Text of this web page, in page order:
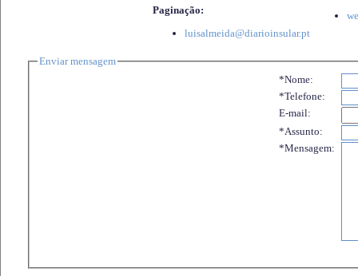
Paginação:
luisalmeida@diarioinsular.pt
Enviar mensagem
*Nome:
*Telefone:
E-mail:
*Assunto:
*Mensagem: